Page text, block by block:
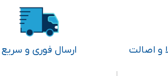
و اصالت ارسال فوری و سریع